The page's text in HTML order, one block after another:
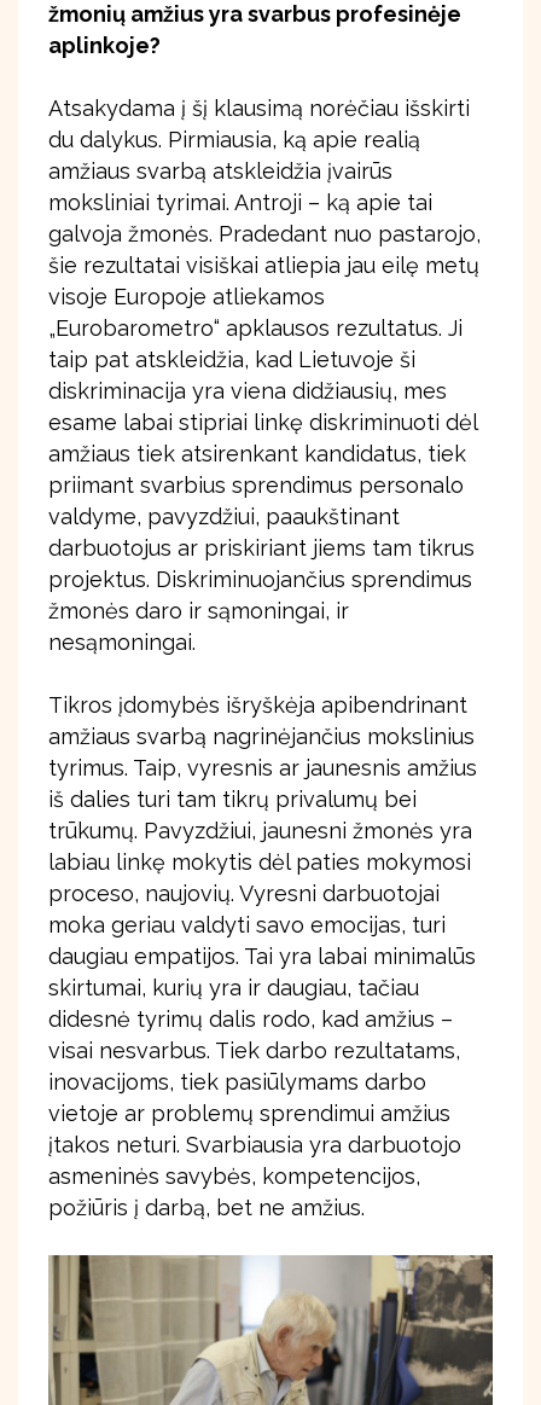
žmonių amžius yra svarbus profesinėje
aplinkoje?
Atsakydama į šį klausimą norėčiau išskirti
du dalykus. Pirmiausia, ką apie realią
amžiaus svarbą atskleidžia įvairūs
moksliniai tyrimai. Antroji – ką apie tai
galvoja žmonės. Pradedant nuo pastarojo,
šie rezultatai visiškai atliepia jau eilę metų
visoje Europoje atliekamos
„Eurobarometro“ apklausos rezultatus. Ji
taip pat atskleidžia, kad Lietuvoje ši
diskriminacija yra viena didžiausių, mes
esame labai stipriai linkę diskriminuoti dėl
amžiaus tiek atsirenkant kandidatus, tiek
priimant svarbius sprendimus personalo
valdyme, pavyzdžiui, paaukštinant
darbuotojus ar priskiriant jiems tam tikrus
projektus. Diskriminuojančius sprendimus
žmonės daro ir sąmoningai, ir
nesąmoningai.
Tikros įdomybės išryškėja apibendrinant
amžiaus svarbą nagrinėjančius mokslinius
tyrimus. Taip, vyresnis ar jaunesnis amžius
iš dalies turi tam tikrų privalumų bei
trūkumų. Pavyzdžiui, jaunesni žmonės yra
labiau linkę mokytis dėl paties mokymosi
proceso, naujovių. Vyresni darbuotojai
moka geriau valdyti savo emocijas, turi
daugiau empatijos. Tai yra labai minimalūs
skirtumai, kurių yra ir daugiau, tačiau
didesnė tyrimų dalis rodo, kad amžius –
visai nesvarbus. Tiek darbo rezultatams,
inovacijoms, tiek pasiūlymams darbo
vietoje ar problemų sprendimui amžius
įtakos neturi. Svarbiausia yra darbuotojo
asmeninės savybės, kompetencijos,
požiūris į darbą, bet ne amžius.